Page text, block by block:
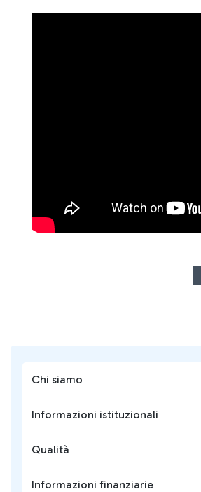
Chi siamo
Informazioni istituzionali
Qualità
Informazioni finanziarie